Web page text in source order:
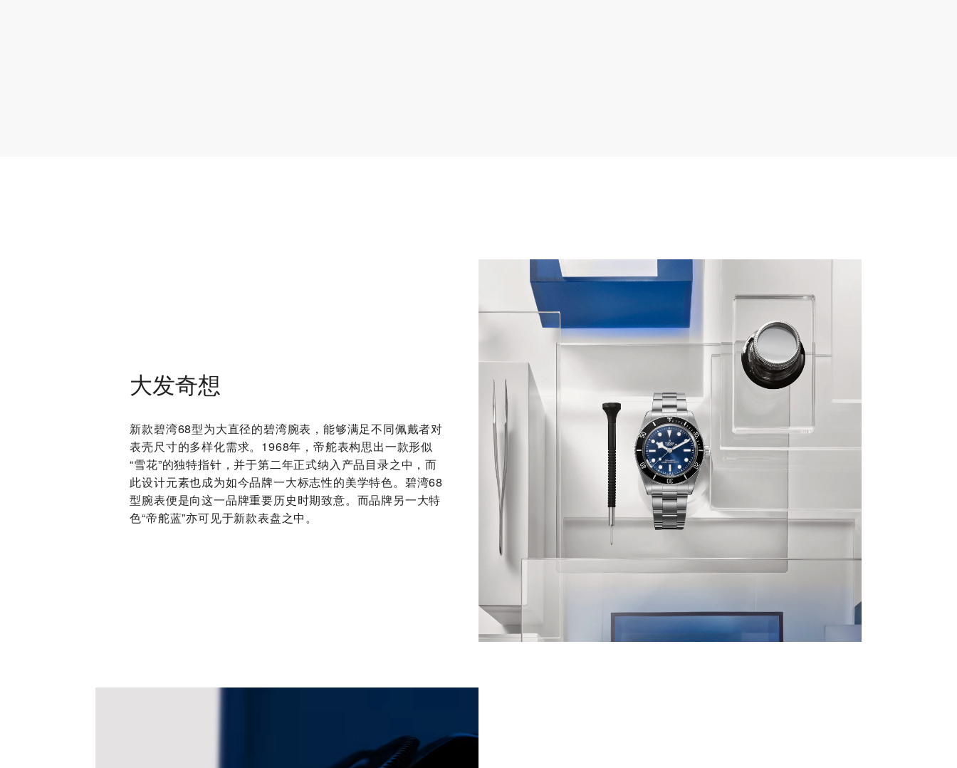
大发奇想
新款碧湾68型为大直径的碧湾腕表，能够满足不同佩戴者对
表壳尺寸的多样化需求。1968年，帝舵表构思出一款形似
“雪花”的独特指针，并于第二年正式纳入产品目录之中，而
此设计元素也成为如今品牌一大标志性的美学特色。碧湾68
型腕表便是向这一品牌重要历史时期致意。而品牌另一大特
色“帝舵蓝”亦可见于新款表盘之中。